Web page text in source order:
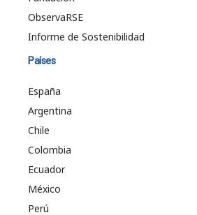
ObservaRSE
Informe de Sostenibilidad
Países
España
Argentina
Chile
Colombia
Ecuador
México
Perú